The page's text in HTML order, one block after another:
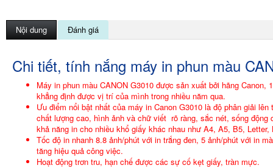
Nội dung Đánh giá
Chi tiết, tính nắng máy in phun màu
Máy in phun màu CANON G3010 được sản xuất bởi hãng Canon,
khẳng định được vị trí của mình trong nhiều năm qua.
Ưu điểm nổi bật nhất của máy in Canon G3010 là độ phân giải
chất lượng cao, hình ảnh và chữ viết rõ ràng, sắc nét, sống động
khả năng in cho nhiều khổ giấy khác nhau như A4, A5, B5,
Tốc độ in nhanh 8.8 ảnh/phút với in trắng đen, 5 ảnh/phút với in
tăng hiệu quả công việc.
Hoạt động trơn tru, hạn chế được các sự cố kẹt giấy, tràn mực.